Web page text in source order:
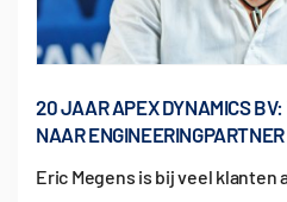
20 JAAR APEX DYNAMICS
NAAR ENGINEERINGPARTNER
Eric Megens is bij veel klanten